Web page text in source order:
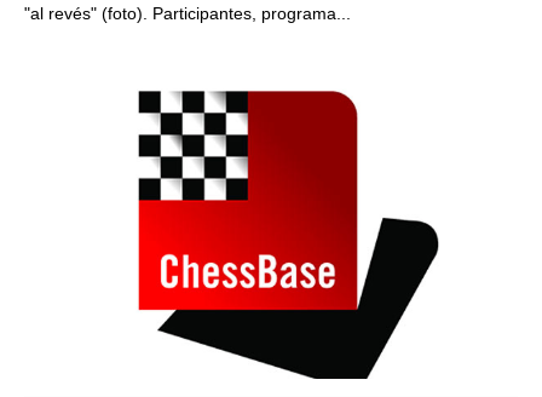
"al revés" (foto). Participantes, programa...